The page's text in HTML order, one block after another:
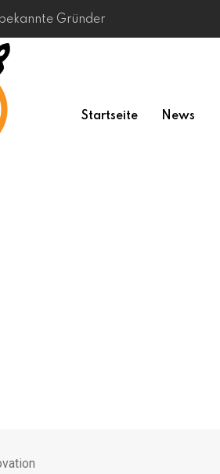
bekannte Gründer
Startseite News